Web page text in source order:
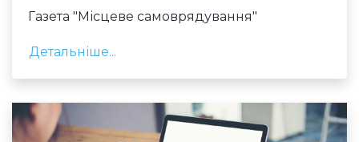
Газета "Місцеве самоврядування"
Детальніше...